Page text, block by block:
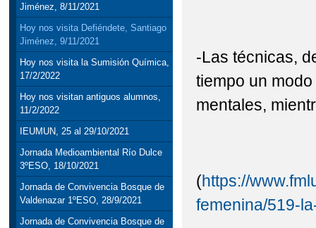
Jiménez, 8/11/2021
Hoy nos visita Defiéndete, Santiago
Jiménez, 9/11/2021
Hoy nos visita la Sumisión Química,
17/2/2022
Hoy nos visitan antiguos alumnos,
11/2/2022
IEUMUN, 25 al 29/10/2021
Jornada Medioambiental Río Dulce
3ºESO, 18/10/2021
Jornada de Convivencia Bosque de
Valdenazar 1ºESO, 28/9/2021
Jornada de Convivencia Bosque de
-Las técnicas,
tiempo un
mentales,
(https://
femenina/519-